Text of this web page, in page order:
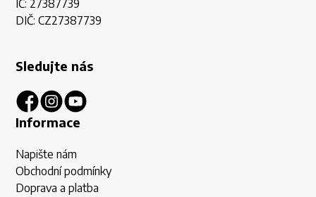
IČ: 27387739
DIČ: CZ27387739
Sledujte nás
Informace
Napište nám
Obchodní podmínky
Doprava a platba